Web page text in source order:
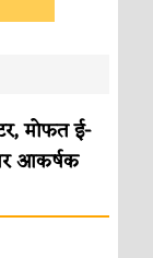
मोफत ई-
आकर्षक